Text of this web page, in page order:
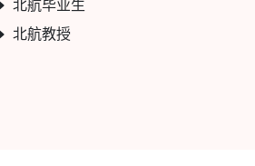
北航毕业生
北航教授